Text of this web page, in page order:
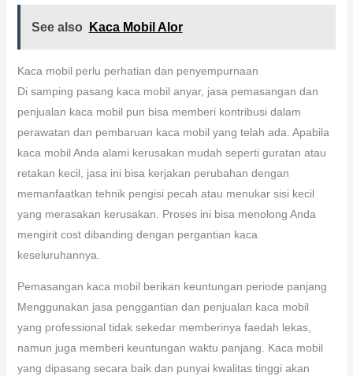
See also Kaca Mobil Alor
Kaca mobil perlu perhatian dan penyempurnaan
Di samping pasang kaca mobil anyar, jasa pemasangan dan
penjualan kaca mobil pun bisa memberi kontribusi dalam
perawatan dan pembaruan kaca mobil yang telah ada. Apabila
kaca mobil Anda alami kerusakan mudah seperti guratan atau
retakan kecil, jasa ini bisa kerjakan perubahan dengan
memanfaatkan tehnik pengisi pecah atau menukar sisi kecil
yang merasakan kerusakan. Proses ini bisa menolong Anda
mengirit cost dibanding dengan pergantian kaca
keseluruhannya.
Pemasangan kaca mobil berikan keuntungan periode panjang
Menggunakan jasa penggantian dan penjualan kaca mobil
yang professional tidak sekedar memberinya faedah lekas,
namun juga memberi keuntungan waktu panjang. Kaca mobil
yang dipasang secara baik dan punyai kwalitas tinggi akan